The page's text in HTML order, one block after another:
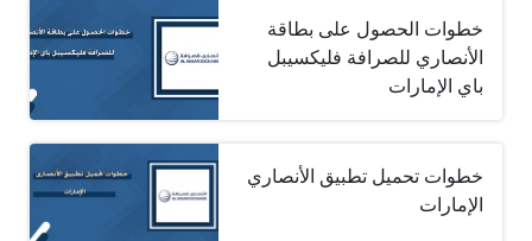
خطوات الحصول على بطاقة
الأنصاري للصرافة فليكسيبل
باي الإمارات
خطوات تحميل تطبيق الأنصاري
الإمارات